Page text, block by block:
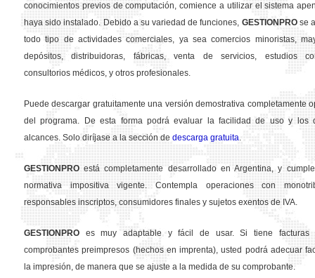
conocimientos previos de computación, comience a utilizar el sistema
haya sido instalado. Debido a su variedad de funciones, GESTION PROse
todo tipo de actividades comerciales, ya sea comercios minoristas,
depósitos, distribuidoras, fábricas, venta de servicios, estudios
consultorios médicos, y otros profesionales.
Puede descargar gratuitamente una versión demostrativa completamente
del programa. De esta forma podrá evaluar la facilidad de uso y los
alcances. Solo diríjase a la sección de descarga gratuita.
GESTION PRO está completamente desarrollado en Argentina, y
normativa impositiva vigente. Contempla operaciones con
responsables inscriptos, consumidores finales y sujetos exentos de IVA.
GESTION PRO es muy adaptable y fácil de usar. Si tiene facturas
comprobantes preimpresos (hechos en imprenta), usted podrá adecuar
la impresión, de manera que se ajuste a la medida de su comprobante.